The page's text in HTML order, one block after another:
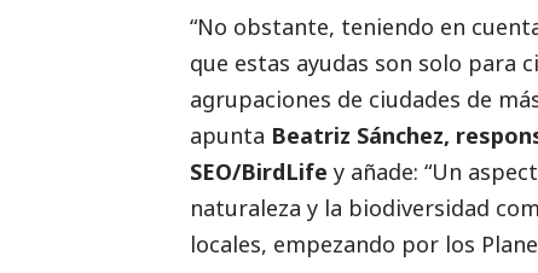
“No obstante, teniendo en
que estas ayudas son solo para
agrupaciones de ciudades de
apunta Beatriz Sánchez,
SEO/BirdLife y añade: “Un
naturaleza y la biodiversidad
locales, empezando por los